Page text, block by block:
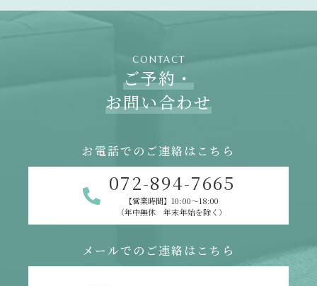
CONTACT
ご予約・
お問い合わせ
お電話でのご連絡はこちら
072-894-7665
【営業時間】10:00～18:00
（年中無休 年末年始を除く）
メールでのご連絡はこちら